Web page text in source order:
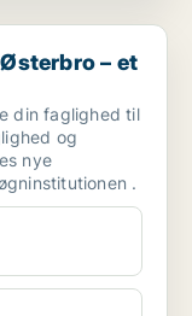
hjem fyld...
– et
din faglighed til
og
nye
.